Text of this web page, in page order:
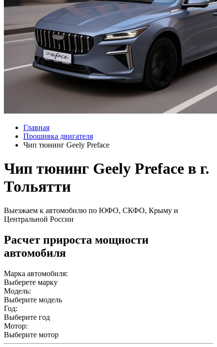
Главная
Прошивка двигателя
Чип тюнинг Geely Preface
Чип тюнинг Geely Preface в г.
Тольятти
Выезжаем к автомобилю по ЮФО, СКФО, Крыму и
Центральной России
Расчет прироста мощности
автомобиля
Марка автомобиля:
Выберете марку
Модель:
Выберите модель
Год:
Выберите год
Мотор:
Выберите мотор